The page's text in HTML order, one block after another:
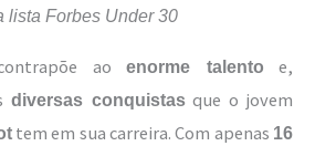
lista Forbes Under 30
aoenorme talento e,
diversas conquistasque o jovem
tem em sua carreira. Com apenas 16